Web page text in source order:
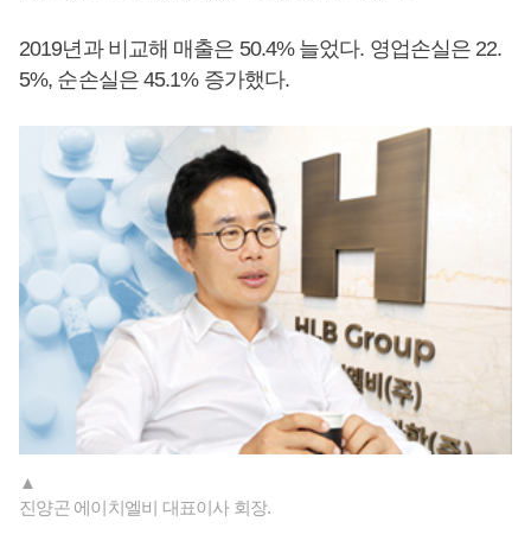
2019년과 비교해 매출은 50.4% 늘었다. 영업손실은 22.
5%, 순손실은 45.1% 증가했다.
▲
진양곤 에이치엘비 대표이사 회장.